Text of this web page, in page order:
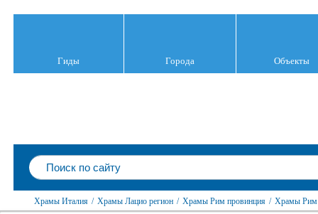
Гиды Города Объекты
Храмы Италия / Храмы Лацио регион / Храмы Рим провинция / Храмы Рим